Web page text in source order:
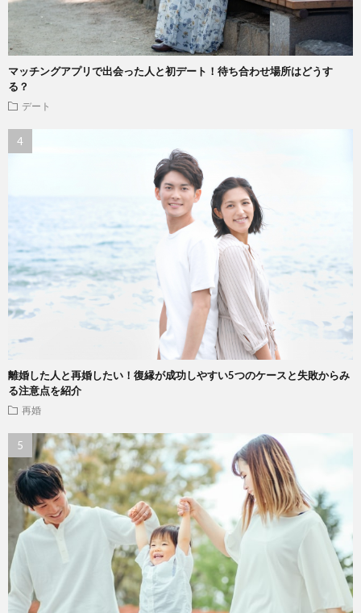
マッチングアプリで出会った人と初デート！待ち合わせ場所はどうす
る？
デート
離婚した人と再婚したい！復縁が成功しやすい5つのケースと失敗からみ
る注意点を紹介
再婚